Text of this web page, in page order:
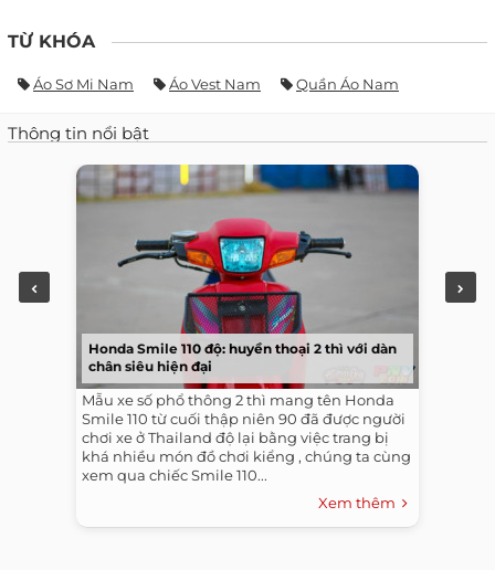
TỪ KHÓA
Áo Sơ Mi Nam Áo Vest Nam Quần Áo Nam
Thông tin nổi bật
Honda Smile 110 độ: huyền thoại 2 thì với dàn
chân siêu hiện đại
Mẫu xe số phổ thông 2 thì mang tên Honda
Smile 110 từ cuối thập niên 90 đã được người
chơi xe ở Thailand độ lại bằng việc trang bị
khá nhiều món đồ chơi kiểng , chúng ta cùng
xem qua chiếc Smile 110...
Xem thêm